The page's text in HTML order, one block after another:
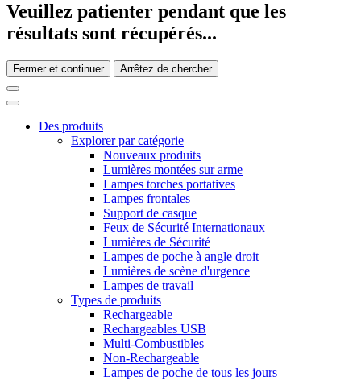
Veuillez patienter pendant que les
résultats sont récupérés...
Fermer et continuer Arrêtez de chercher
Des produits
Explorer par catégorie
Nouveaux produits
Lumières montées sur arme
Lampes torches portatives
Lampes frontales
Support de casque
Feux de Sécurité Internationaux
Lumières de Sécurité
Lampes de poche à angle droit
Lumières de scène d'urgence
Lampes de travail
Types de produits
Rechargeable
Rechargeables USB
Multi-Combustibles
Non-Rechargeable
Lampes de poche de tous les jours